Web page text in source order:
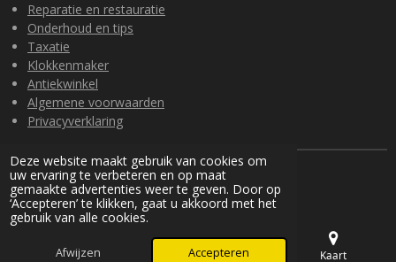
Deze website maakt gebruik van cookies om
uw ervaring te verbeteren en op maat
gemaakte advertenties weer te geven. Door op
‘Accepteren’ te klikken, gaat u akkoord met het
gebruik van alle cookies.
Afwijzen Accepteren
Reparatie en restauratie
Onderhoud en tips
Taxatie
Klokkenmaker
Antiekwinkel
Algemene voorwaarden
Privacyverklaring
© 2024 Loohuis Antiek en Klokken
Powered byJouwWeb
E-mailadres Telefoonnummer Kaart